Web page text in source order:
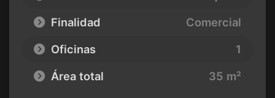
Finalidad
Comercial
Oficinas
1
Área total
35 m²